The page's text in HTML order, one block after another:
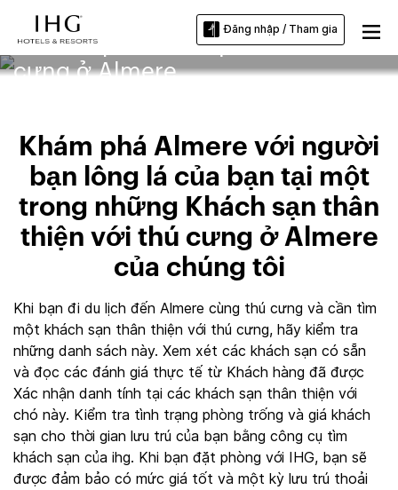
Đăng nhập / Tham gia
Khách sạn thân thiện với thú
cưng ở Almere
Khám phá Almere với người
bạn lông lá của bạn tại một
trong những Khách sạn thân
thiện với thú cưng ở Almere
của chúng tôi
Khi bạn đi du lịch đến Almere cùng thú cưng và cần tìm
một khách sạn thân thiện với thú cưng, hãy kiểm tra
những danh sách này. Xem xét các khách sạn có sẵn
và đọc các đánh giá thực tế từ Khách hàng đã được
Xác nhận danh tính tại các khách sạn thân thiện với
chó này. Kiểm tra tình trạng phòng trống và giá khách
sạn cho thời gian lưu trú của bạn bằng công cụ tìm
khách sạn của ihg. Khi bạn đặt phòng với IHG, bạn sẽ
được đảm bảo có mức giá tốt và một kỳ lưu trú thoải